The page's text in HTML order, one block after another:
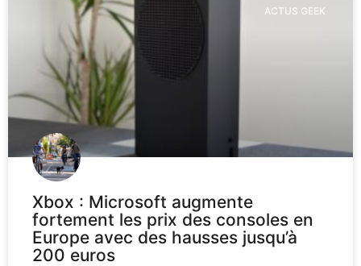
ACTUS GEEK
Xbox : Microsoft augmente
fortement les prix des consoles en
Europe avec des hausses jusqu’à
200 euros